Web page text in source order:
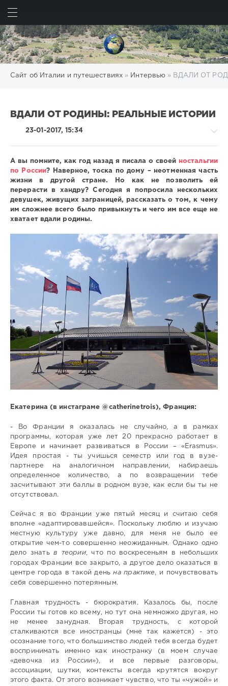
Сайт об Италии и путешествиях » Интервью » ВДАЛИ ОТ
ВДАЛИ ОТ РОДИНЫ: РЕАЛЬНЫЕ ИСТОРИИ
23-01-2017, 15:34
shrikanto
иностранца
жизнь
заграницей
А вы помните, как год назад я писала о своей ностальгии
по России? Наверное, тоска по дому – неотменная часть
жизни в другой стране. Но как не позволить ей
перерасти в хандру? Сегодня я попросила нескольких
девушек, живущих заграницей, рассказать о том, к чему
им сложнее всего было привыкнуть и чего им все еще не
хватает вдали родины.
Екатерина (в инстаграме @catherinetrois), Франция:
- Во Франции я оказалась не случайно, а в рамках
программы, которая уже лет 20 прекрасно работает в
Европе и начинает развиваться в России – «Erasmus».
Идея простая - ты учишься семестр или год в вузе-
партнере на аналогичном направлении, набираешь
определенное количество, а по возвращении тебе
засчитывают эти баллы в родном вузе, как если бы ты не
отсутствовал.
Сейчас я во Франции уже пятый месяц и считаю себя
вполне «адаптировавшейся». Поскольку люблю и изучаю
местную культуру уже давно, для меня не было ее
открытие чем-то совершенно неожиданным. Однако одно
дело знатьв теории, что по воскресеньям в небольших
городах Франции все закрыто, а другое дело оказаться в
центре города в такой деньна практике, и почувствовать
себя совершенно потерянным.
Главная трудность - бюрократия. Казалось бы, после
России ты готов ко всему, но тут она немножко другая, но
не менее занудная. Вторая трудность, с которой
сталкиваются все иностранцы (мне так кажется) - это
осознание того, что большинство людей тебя всегда будет
воспринимать именно как иностранку (в моем случае
«девочка из России»), и все первые разговоры,
ассоциации, шутки, контексты всегда крутятся вокруг
этого факта. От этого возникает чувство, что ты «чужой» и